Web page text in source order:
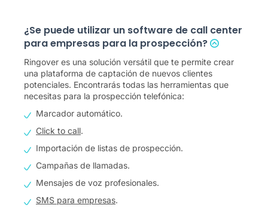
¿Se puede utilizar un software de call center
para empresas para la prospección?
Ringover es una solución versátil que te permite crear
una plataforma de captación de nuevos clientes
potenciales. Encontrarás todas las herramientas que
necesitas para la prospección telefónica:
Marcador automático.
Click to call.
Importación de listas de prospección.
Campañas de llamadas.
Mensajes de voz profesionales.
SMS para empresas.